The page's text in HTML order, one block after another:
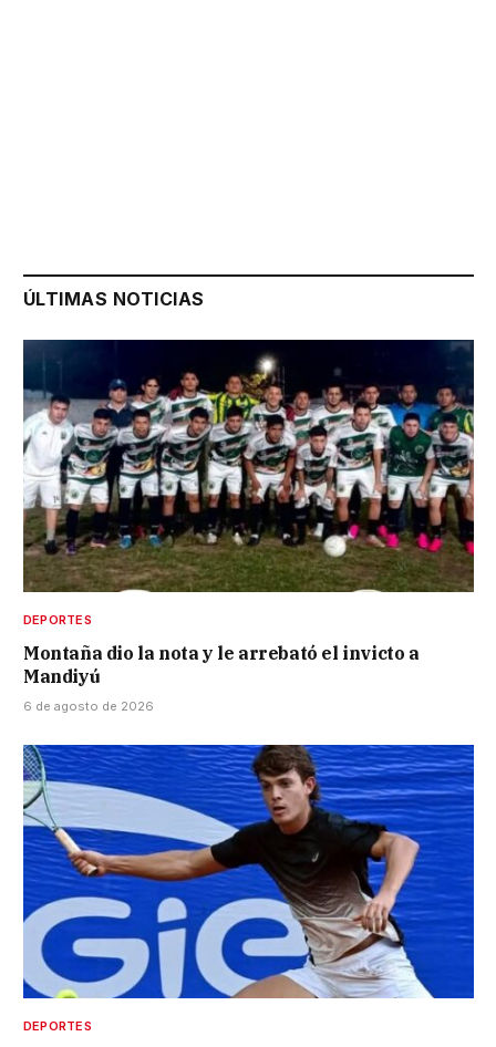
ÚLTIMAS NOTICIAS
DEPORTES
Montaña dio la nota y le arrebató el invicto a
Mandiyú
6 de agosto de 2026
DEPORTES